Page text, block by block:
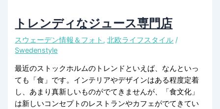
カ
フ
ェ
の
ス
イ
ー
ツ
トレンディなジュース専門店
スウェーデン情報＆フォト ,北欧ライフスタイル /
Swedenstyle
最近のストックホルムのトレンドといえば、なんといっ
ても「食」です。インテリアやデザインはある程度定着
し、あまり真新しいものがでてきませんが、「食文化」
は新しいコンセプトのレストランやカフェがでてきてい